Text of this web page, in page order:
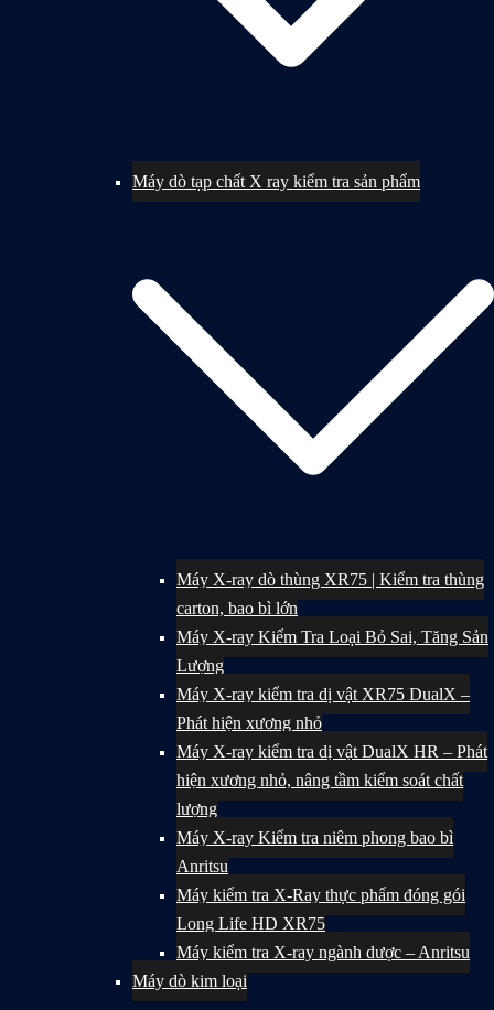
Máy dò tạp chất X ray kiểm tra sản phẩm
Máy X-ray dò thùng XR75 | Kiểm tra thùng
carton, bao bì lớn
Máy X-ray Kiểm Tra Loại Bỏ Sai, Tăng Sản
Lượng
Máy X-ray kiểm tra dị vật XR75 DualX –
Phát hiện xương nhỏ
Máy X-ray kiểm tra dị vật DualX HR – Phát
hiện xương nhỏ, nâng tầm kiểm soát chất
lượng
Máy X-ray Kiểm tra niêm phong bao bì
Anritsu
Máy kiểm tra X-Ray thực phẩm đóng gói
Long Life HD XR75
Máy kiểm tra X-ray ngành dược – Anritsu
Máy dò kim loại